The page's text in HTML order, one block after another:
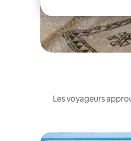
Les voyageurs